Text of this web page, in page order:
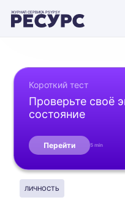
ЖУРНАЛ СЕРВИСА PSYPSY
Короткий тест
Проверьте своё
состояние
Перейти 5 min
ЛИЧНОСТЬ